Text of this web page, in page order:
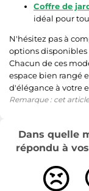
Coffre de
idéal pour
N'hésitez pas à
options
Chacun de ces
espace bien rangé
d'élégance à votre
Remarque : cet
Dans quelle
répondu à